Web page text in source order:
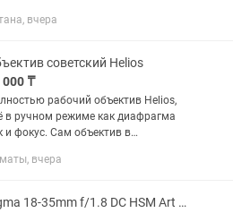
вчера
советский Helios
000 ₸
рабочий объектив Helios,
в ручном режиме как диафрагма
и фокус. Сам объектив в
царапин. Стоимость 20000 тенге,
вчера
Sigma 18-35mm f/1.8 DC HSM Art для Sony